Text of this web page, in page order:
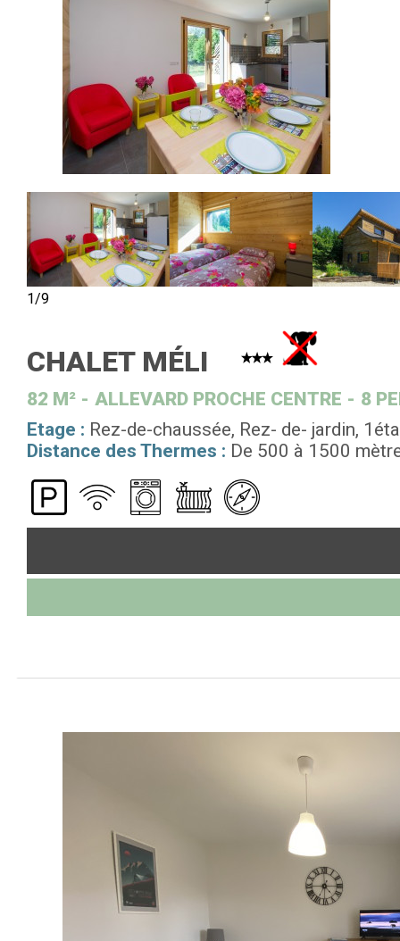
1/9
CHALET MÉLI
82 M² ALLEVARD PROCHE CENTRE
8
Etage : Rez-de-chaussée Rez- de- jardin
Distance des Thermes : De 500 à 1500